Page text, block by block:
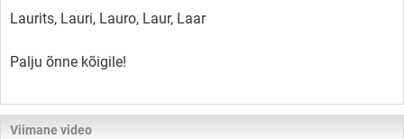
Laurits, Lauri, Lauro, Laur, Laar
Palju õnne kõigile!
Viimane video